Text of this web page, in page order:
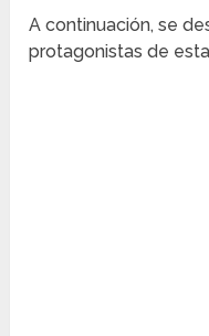
A continuación, se
protagonistas de